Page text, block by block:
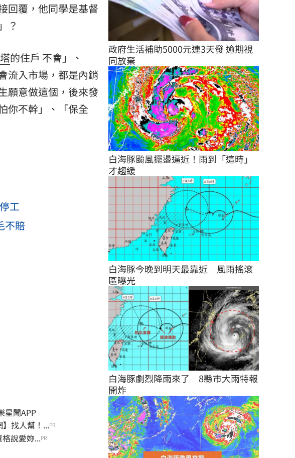
回覆，他同學是基督
？
的住戶 不會」、
流入市場，都是內銷
願意做這個，後來發
你不幹」、「保全
工
不賠
載娛樂星聞APP
找人幫！...PR
說愛妳...PR
政府生活補助5000元連3天發 逾期視
同放棄
白海豚颱風擺盪逼近！雨到「這時」
才趨緩
白海豚今晚到明天最靠近　風雨搖滾
區曝光
白海豚劇烈降雨來了　8縣市大雨特報
開炸